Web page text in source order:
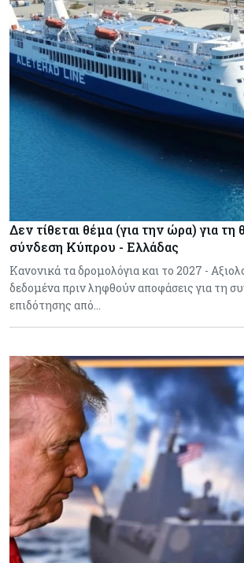
Δεν τίθεται θέμα (για την ώρα) για τη
σύνδεση Κύπρου - Ελλάδας
Κανονικά τα δρομολόγια και το 2027 -
δεδομένα πριν ληφθούν αποφάσεις για τη
επιδότησης από…